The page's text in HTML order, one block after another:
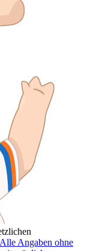
Alle Angaben ohne